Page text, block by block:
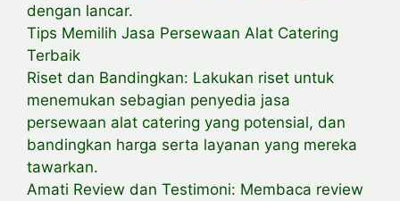
dengan lancar.
Tips Memilih Jasa Persewaan Alat Catering
Terbaik
Riset dan Bandingkan: Lakukan riset untuk
menemukan sebagian penyedia jasa
persewaan alat catering yang potensial, dan
bandingkan harga serta layanan yang mereka
tawarkan.
Amati Review dan Testimoni: Membaca review